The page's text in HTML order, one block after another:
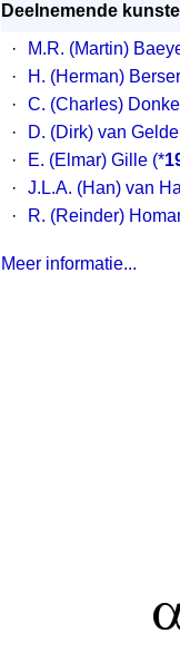
Deelnemende
·
M.R. (Martin)
·
H. (Herman)
·
C. (Charles)
·
D. (Dirk) van
·
E. (Elmar) Gille (*
·
J.L.A. (Han) van
·
R. (Reinder)
Meer informatie...